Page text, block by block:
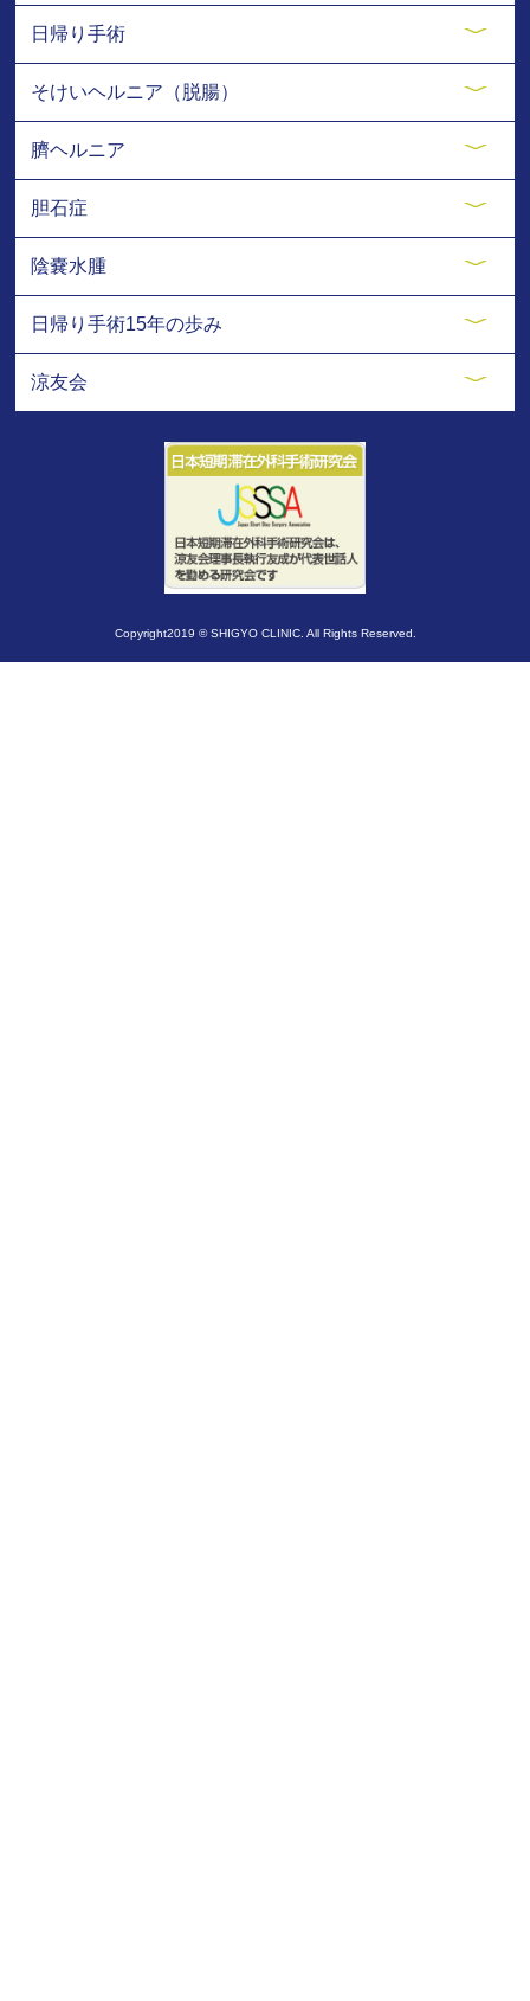
日帰り手術
そけいヘルニア（脱腸）
臍ヘルニア
胆石症
陰嚢水腫
日帰り手術15年の歩み
涼友会
Copyright2019 © SHIGYO CLINIC. All Rights Reserved.